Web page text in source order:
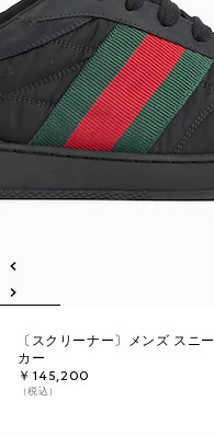
〔スクリーナー〕メンズ スニー
カー
￥145,200
（税込）